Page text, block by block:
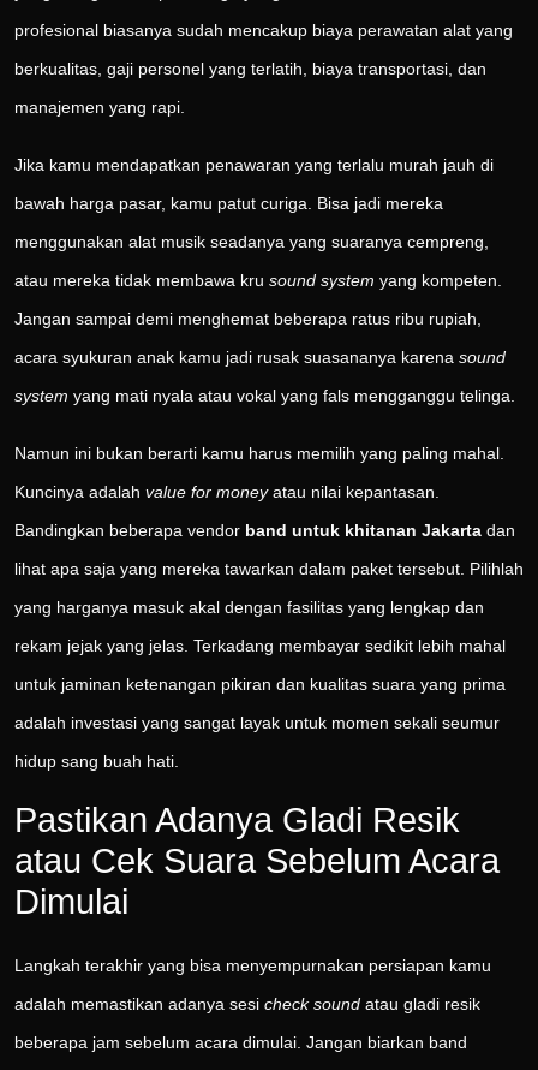
profesional biasanya sudah mencakup biaya perawatan alat yang
berkualitas, gaji personel yang terlatih, biaya transportasi, dan
manajemen yang rapi.
Jika kamu mendapatkan penawaran yang terlalu murah jauh di
bawah harga pasar, kamu patut curiga. Bisa jadi mereka
menggunakan alat musik seadanya yang suaranya cempreng,
atau mereka tidak membawa kru sound system yang kompeten.
Jangan sampai demi menghemat beberapa ratus ribu rupiah,
acara syukuran anak kamu jadi rusak suasananya karena sound
system yang mati nyala atau vokal yang fals mengganggu telinga.
Namun ini bukan berarti kamu harus memilih yang paling mahal.
Kuncinya adalah value for moneyatau nilai kepantasan.
Bandingkan beberapa vendor band untuk khitanan Jakarta dan
lihat apa saja yang mereka tawarkan dalam paket tersebut. Pilihlah
yang harganya masuk akal dengan fasilitas yang lengkap dan
rekam jejak yang jelas. Terkadang membayar sedikit lebih mahal
untuk jaminan ketenangan pikiran dan kualitas suara yang prima
adalah investasi yang sangat layak untuk momen sekali seumur
hidup sang buah hati.
Pastikan Adanya Gladi Resik
atau Cek Suara Sebelum Acara
Dimulai
Langkah terakhir yang bisa menyempurnakan persiapan kamu
adalah memastikan adanya sesi check sound atau gladi resik
beberapa jam sebelum acara dimulai. Jangan biarkan band